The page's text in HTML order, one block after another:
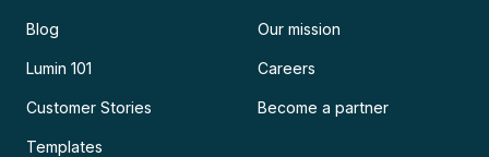
Blog
Lumin 101
Customer Stories
Templates
Our mission
Careers
Become a partner